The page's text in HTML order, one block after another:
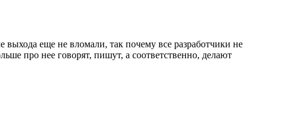
выхода еще не вломали, так почему все разработчики не
про нее говорят, пишут, а соответственно, делают